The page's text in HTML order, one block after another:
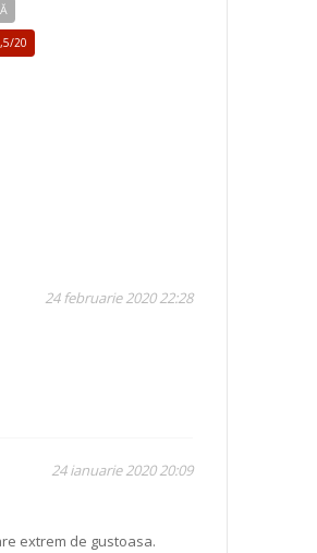
20
24 februarie 2020 22:28
24 ianuarie 2020 20:09
extrem de gustoasa.